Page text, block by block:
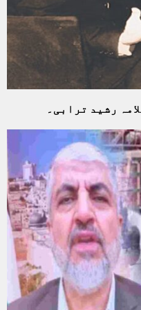
رشید ترابی۔